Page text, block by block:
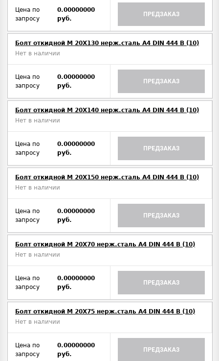
Цена по
запросу
0.00000000
руб.
ПРЕДЗАКАЗ
Болт откидной M 20Х130 нерж.сталь A4 DIN 444 B (10)
Нет в наличии
Цена по
запросу
0.00000000
руб.
ПРЕДЗАКАЗ
Болт откидной M 20Х140 нерж.сталь A4 DIN 444 B (10)
Нет в наличии
Цена по
запросу
0.00000000
руб.
ПРЕДЗАКАЗ
Болт откидной M 20Х150 нерж.сталь A4 DIN 444 B (10)
Нет в наличии
Цена по
запросу
0.00000000
руб.
ПРЕДЗАКАЗ
Болт откидной M 20Х70 нерж.сталь A4 DIN 444 B (10)
Нет в наличии
Цена по
запросу
0.00000000
руб.
ПРЕДЗАКАЗ
Болт откидной M 20Х75 нерж.сталь A4 DIN 444 B (10)
Нет в наличии
Цена по
запросу
0.00000000
руб.
ПРЕДЗАКАЗ